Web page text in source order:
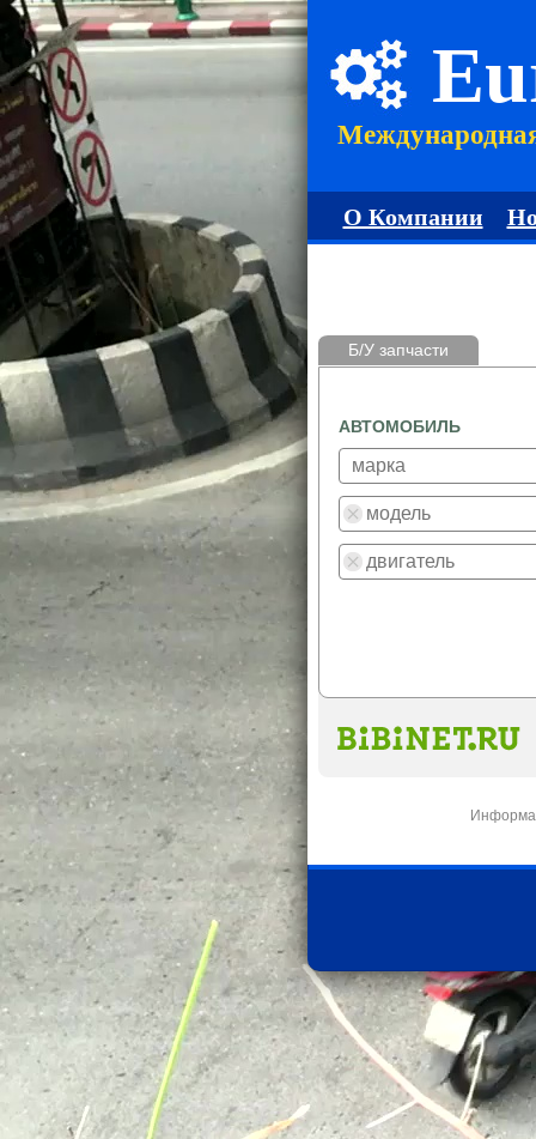
О Компании
Б/У запчасти
АВТОМОБИЛЬ